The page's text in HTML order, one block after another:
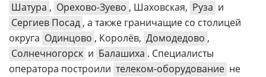
Шатура , Орехово-Зуево , Шаховская, Руза и
Сергиев Посад , а также граничащие со столицей
округа Одинцово , Королёв, Домодедово ,
Солнечногорск и Балашиха . Специалисты
оператора построили телеком-оборудование не